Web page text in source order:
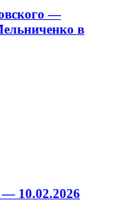
—
в
10.02.2026